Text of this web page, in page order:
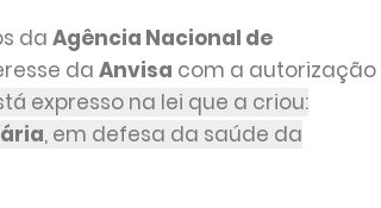
da Agência Nacional de
da Anvisa com a autorização
expresso na lei que a criou:
, em defesa da saúde da